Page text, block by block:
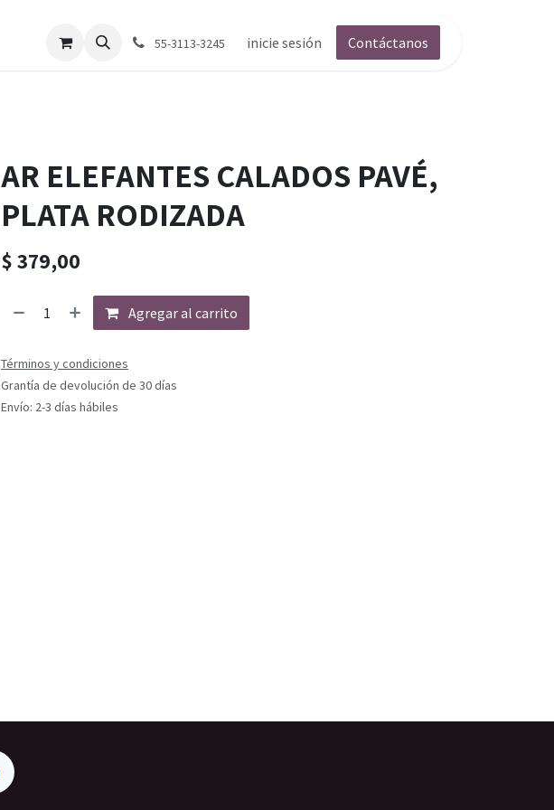
55-3113-3245 inicie sesión Contáctanos
AR ELEFANTES CALADOS PAVÉ,
PLATA RODIZADA
$379,00
Agregar al carrito
Términos y condiciones
Grantía de devolución de 30 días
Envío: 2-3 días hábiles